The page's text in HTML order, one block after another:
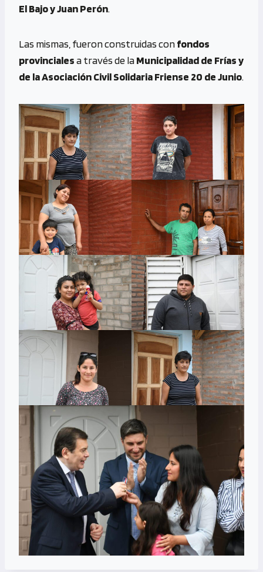
El Bajo y Juan Perón.
Las mismas, fueron construidas confondos
provincialesa través de laMunicipalidad de Frías y
de la Asociación Civil Solidaria Friense 20 de Junio.